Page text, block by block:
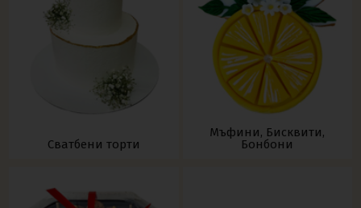
Сватбени торти
Мъфини, Бисквити,
Бонбони